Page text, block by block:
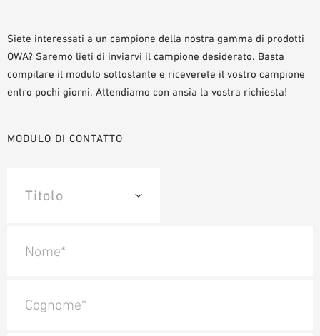
BIBLIOTECA BIM/ REVIT
VIDEO
ORDINE CAMPIONE
Siete interessati a un campione della nostra gamma di prodotti
OWA? Saremo lieti di inviarvi il campione desiderato. Basta
compilare il modulo sottostante e riceverete il vostro campione
entro pochi giorni. Attendiamo con ansia la vostra richiesta!
MODULO DI CONTATTO
Nome*
Cognome*